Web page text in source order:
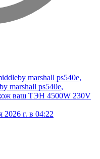
marshall ps540e,
marshall ps540e,
ваш ТЭН 4500W 230V
2026 г. в 04:22